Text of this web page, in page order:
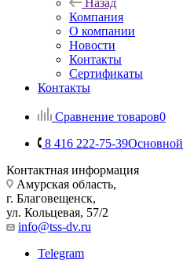
Назад
Компания
О компании
Новости
Контакты
Сертификаты
Контакты
Сравнение товаров0
8 416 222-75-39Основной
Контактная информация
Амурская область,
г. Благовещенск,
ул. Кольцевая, 57/2
info@tss-dv.ru
Telegram